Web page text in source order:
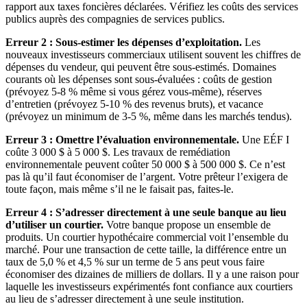
rapport aux taxes foncières déclarées. Vérifiez les coûts des services
publics auprès des compagnies de services publics.
Erreur 2 : Sous-estimer les dépenses d’exploitation. Les
nouveaux investisseurs commerciaux utilisent souvent les chiffres de
dépenses du vendeur, qui peuvent être sous-estimés. Domaines
courants où les dépenses sont sous-évaluées : coûts de gestion
(prévoyez 5-8 % même si vous gérez vous-même), réserves
d’entretien (prévoyez 5-10 % des revenus bruts), et vacance
(prévoyez un minimum de 3-5 %, même dans les marchés tendus).
Erreur 3 : Omettre l’évaluation environnementale. Une EÉF I
coûte 3 000 $ à 5 000 $. Les travaux de remédiation
environnementale peuvent coûter 50 000 $ à 500 000 $. Ce n’est
pas là qu’il faut économiser de l’argent. Votre prêteur l’exigera de
toute façon, mais même s’il ne le faisait pas, faites-le.
Erreur 4 : S’adresser directement à une seule banque au lieu
d’utiliser un courtier. Votre banque propose un ensemble de
produits. Un courtier hypothécaire commercial voit l’ensemble du
marché. Pour une transaction de cette taille, la différence entre un
taux de 5,0 % et 4,5 % sur un terme de 5 ans peut vous faire
économiser des dizaines de milliers de dollars. Il y a une raison pour
laquelle les investisseurs expérimentés font confiance aux courtiers
au lieu de s’adresser directement à une seule institution.